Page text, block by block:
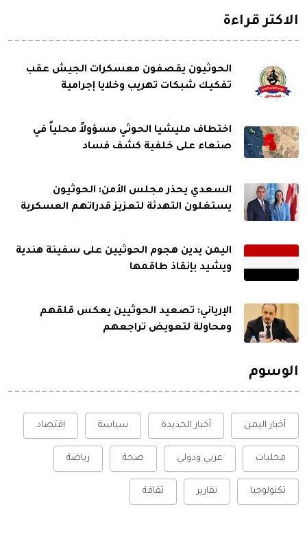
الاكثر قراءة
الحوثيون يقصفون معسكرات الجيش عقب
تفكيك شبكات تهريب وخلايا إجرامية
اختطاف مليشيا الحوثي مسؤولاً محلياً في
صنعاء على خلفية كشف فساد
السعدي يحذر مجلس الأمن: الحوثيون
يستغلون التهدئة لتعزيز قدراتهم العسكرية
اليمن يدين هجوم الحوثيين على سفينة هندية
ويشيد بإنقاذ طاقمها
الإرياني: تصعيد الحوثيين يعكس قلقهم
ومحاولة لتعويض تراجعهم
الوسوم
أخبار اليمن أخبار الحديدة سياسة اقتصاد
محليات عربي ودولي صحة رياضة
تكنولوجيا تقارير ثقافة